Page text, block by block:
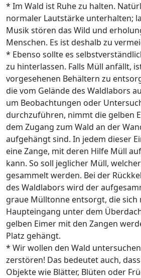
* Im Wald ist Ruhe zu halten.
normaler Lautstärke unterhalten;
Musik stören das Wild und
Menschen. Es ist deshalb zu
* Ebenso sollte es
zu hinterlassen. Falls Müll anfällt,
vorgesehenen Behältern zu
die vom Gelände des Waldlabors
um Beobachtungen oder
durchzuführen, nimmt die gelben
dem Zugang zum Wald an der
aufgehängt sind. In jedem dieser
eine Zange, mit deren Hilfe Müll
kann. So soll jeglicher Müll,
gesammelt werden. Bei der
des Waldlabors wird der
graue Mülltonne entsorgt, die sich
Haupteingang unter dem
gelben Eimer mit den Zangen
Platz gehängt.
* Wir wollen den Wald
zerstören! Das bedeutet auch,
Objekte wie Blätter, Blüten oder